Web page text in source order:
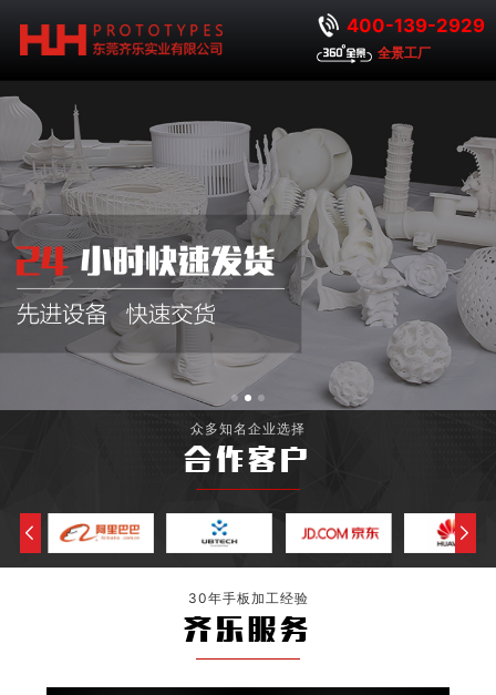
400-139-2929
全景工厂
众多知名企业选择
合作客户
30年手板加工经验
齐乐服务